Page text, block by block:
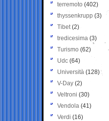
terremoto (402)
thyssenkrupp (3)
Tibet(2)
tredicesima (3)
Turismo (62)
Udc (64)
Università (128)
V-Day (2)
Veltroni (30)
Vendola (41)
Verdi (16)